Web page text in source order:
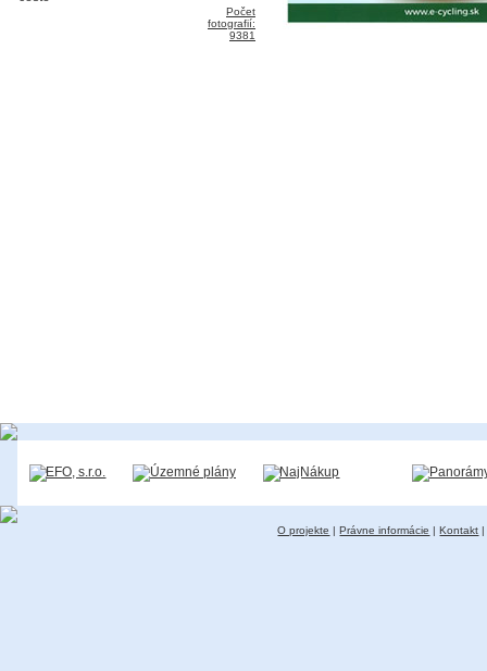
Počet
fotografií:
9381
O projekte |Právne informácie |Kontakt